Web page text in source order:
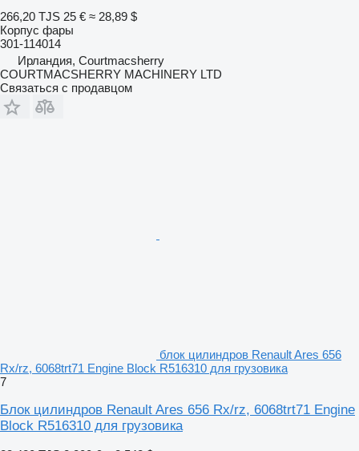
266,20 TJS 25 € ≈ 28,89 $
Корпус фары
301-114014
Ирландия, Courtmacsherry
COURTMACSHERRY MACHINERY LTD
Связаться с продавцом
блок цилиндров Renault Ares 656
Rx/rz, 6068trt71 Engine Block R516310 для грузовика
7
Блок цилиндров Renault Ares 656 Rx/rz, 6068trt71 Engine
Block R516310 для грузовика